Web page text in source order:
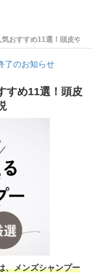
気おすすめ11選！頭皮や
了のお知らせ
すめ11選！頭皮
、メンズシャンプー